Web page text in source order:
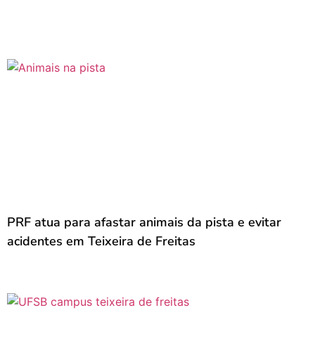
PRF atua para afastar animais da pista e evitar
acidentes em Teixeira de Freitas